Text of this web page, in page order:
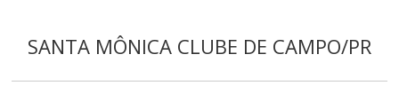
SANTA MÔNICA CLUBE DE CAMPO/PR